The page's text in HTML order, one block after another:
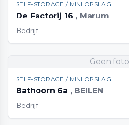
SELF-STORAGE / MINI OPSLAG
De Factorij 16 , Marum
Bedrijf
Geen foto
SELF-STORAGE / MINI OPSLAG
Bathoorn 6a , BEILEN
Bedrijf